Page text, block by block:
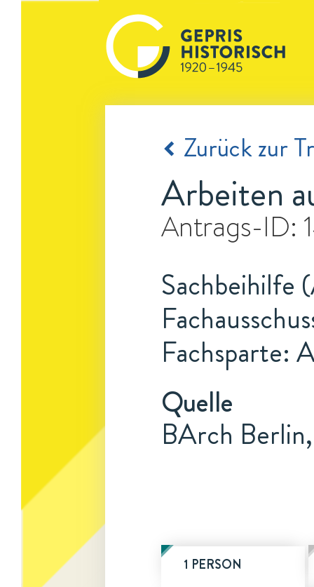
Zurück zur
Arbeiten
Antrags-ID:
Sachbeihilfe
Fachsparte:
Quelle
BArch
1 PERSON